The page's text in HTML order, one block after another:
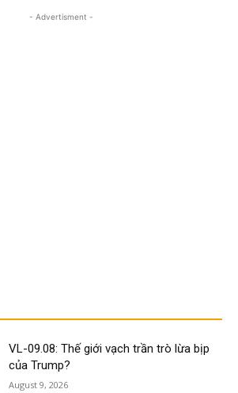
- Advertisment -
VL-09.08: Thế giới vạch trần trò lừa bịp
của Trump?
August 9, 2026